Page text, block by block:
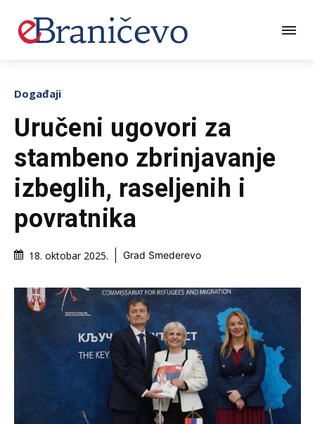
Događaji
Uručeni ugovori za
stambeno zbrinjavanje
izbeglih, raseljenih i
povratnika
18. oktobar 2025. Grad Smederevo